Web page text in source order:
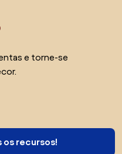
e torne-se
os recursos!